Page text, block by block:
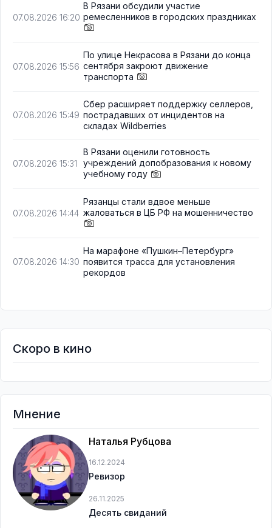
07.08.2026 16:20
В Рязани обсудили участие
ремесленников в городских праздниках
07.08.2026 15:56
По улице Некрасова в Рязани до конца
сентября закроют движение
транспорта
07.08.2026 15:49
Сбер расширяет поддержку селлеров,
пострадавших от инцидентов на
складах Wildberries
07.08.2026 15:31
В Рязани оценили готовность
учреждений допобразования к новому
учебному году
07.08.2026 14:44
Рязанцы стали вдвое меньше
жаловаться в ЦБ РФ на мошенничество
07.08.2026 14:30
На марафоне «Пушкин–Петербург»
появится трасса для установления
рекордов
Скоро в кино
Мнение
Наталья Рубцова
16.12.2024
Ревизор
26.11.2025
Десять свиданий